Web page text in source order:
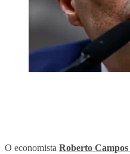
O economista Roberto Campos